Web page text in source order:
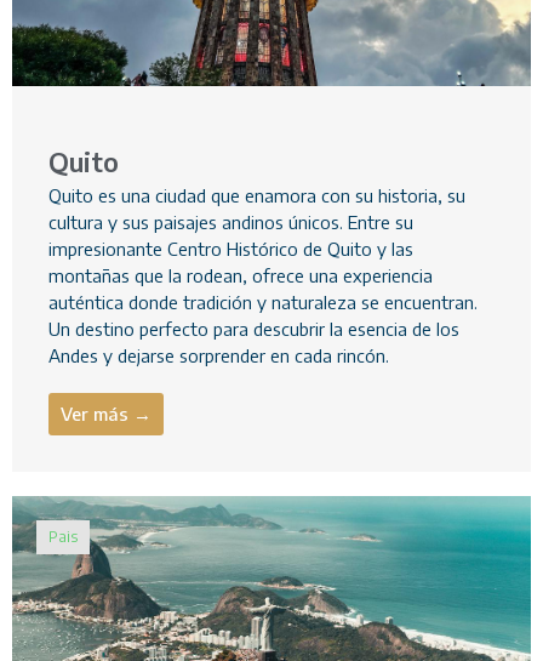
Quito
Quito es una ciudad que enamora con su historia, su
cultura y sus paisajes andinos únicos. Entre su
impresionante Centro Histórico de Quito y las
montañas que la rodean, ofrece una experiencia
auténtica donde tradición y naturaleza se encuentran.
Un destino perfecto para descubrir la esencia de los
Andes y dejarse sorprender en cada rincón.
Ver más →
Pais